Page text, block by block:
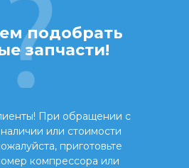
подобрать
запчасти!
При обращении с
или стоимости
приготовьте
компрессора или